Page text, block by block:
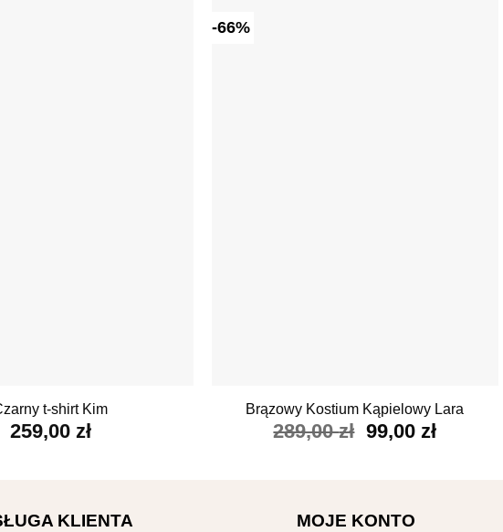
t-shirt Kim
259,00 zł
-66%
Brązowy Kostium Kąpielowy Lara
289,00zł Pierwotna
99,00złAktualna
KLIENTA MOJE KONTO